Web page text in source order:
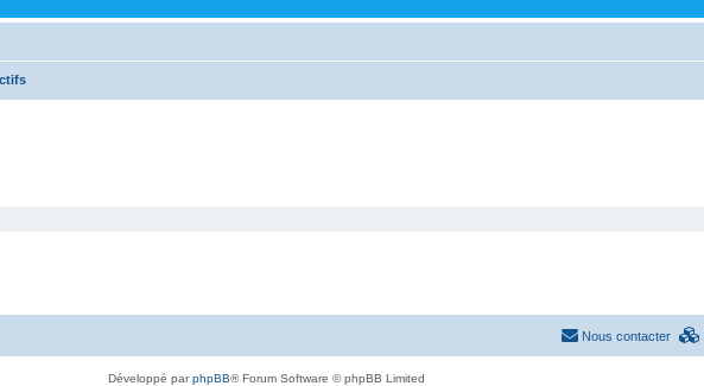
Nous contacter
Développé parphpBB® Forum Software © phpBB Limited